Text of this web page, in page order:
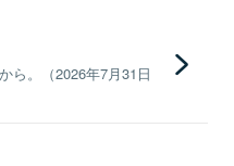
ら。（2026年7月31日